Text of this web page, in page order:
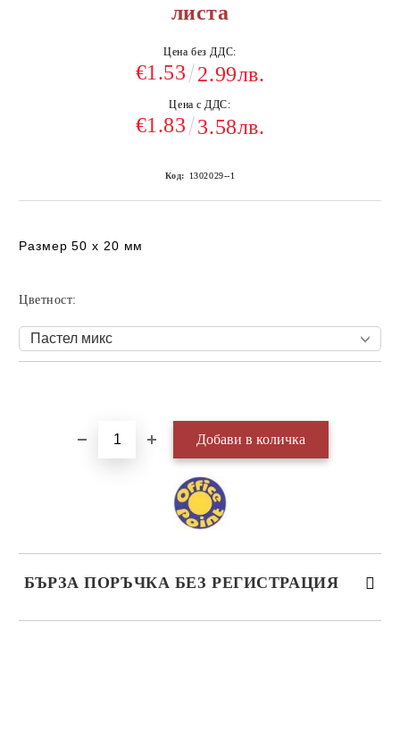
листа
Цена без ДДС:
€1.53 2.99лв.
Цена с ДДС:
€1.83 3.58лв.
Код: 1302029--1
Размер 50 х 20 мм
Цветност:
БЪРЗА ПОРЪЧКА БЕЗ РЕГИСТРАЦИЯ